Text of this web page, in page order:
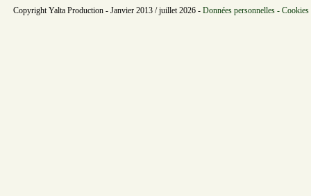
Copyright Yalta Production - Janvier 2013 / juillet 2026 - Données personnelles -